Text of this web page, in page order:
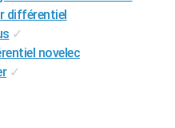
différentiel
✓
novelec
✓